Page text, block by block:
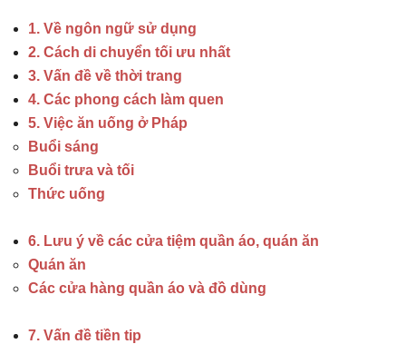
1. Về ngôn ngữ sử dụng
2. Cách di chuyển tối ưu nhất
3. Vấn đề về thời trang
4. Các phong cách làm quen
5. Việc ăn uống ở Pháp
Buổi sáng
Buổi trưa và tối
Thức uống
6. Lưu ý về các cửa tiệm quần áo, quán ăn
Quán ăn
Các cửa hàng quần áo và đồ dùng
7. Vấn đề tiền tip